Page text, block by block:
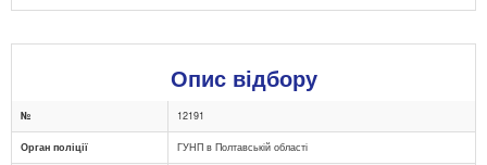
Опис відбору
№ 12191
Орган поліції ГУНП в Полтавській області